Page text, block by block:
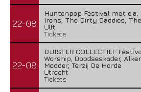
22-08
Huntenpop Festival met
Irons, The Dirty Daddies,
Ulft
Tickets
22-08
DUISTER COLLECTIEF
Worship, Doodseskader,
Modder, Terzij De Horde
Utrecht
Tickets